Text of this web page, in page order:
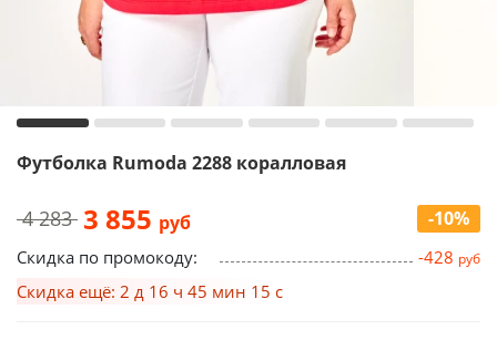
Футболка Rumoda 2288 коралловая
4 283 3 855 руб -10%
Скидка по промокоду: -428 руб
Скидка ещё: 2 д 16 ч 45 мин 15 с